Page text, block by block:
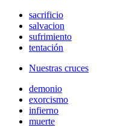
sacrificio
salvacion
sufrimiento
tentación
Nuestras cruces
demonio
exorcismo
infierno
muerte